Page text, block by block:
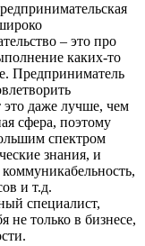
– это про
каких-то
Предприниматель
это даже лучше, чем
сфера, поэтому
спектром
знания, и
и т.д.
специалист,
не только в бизнесе,